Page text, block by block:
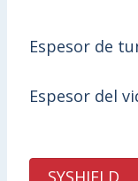
Espesor de
Espesor del
SYSHIELD